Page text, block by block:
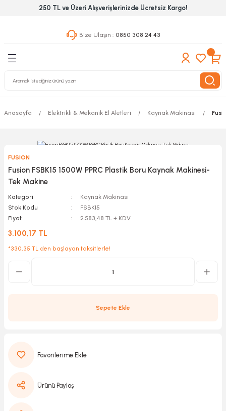
250 TL ve Üzeri Alışverişlerinizde Ücretsiz Kargo!
Bize Ulaşın : 0850 308 24 43
Geri Dön
Geri Dön
& Nalburiye
Grubu
Geri Dön
Anasayfa Elektrikli & Mekanik El Aletleri Kaynak Makinası
FUSION
Fusion FSBK15 1500W PPRC Plastik Boru Kaynak Makinesi-
Tek Makine
Kategori
Kaynak Makinası
Stok Kodu
FSBK15
Fiyat
2.583,48 TL + KDV
3.100,17 TL
*330,35 TL den başlayan taksitlerle!
Sepete Ekle
Ürünü Paylaş